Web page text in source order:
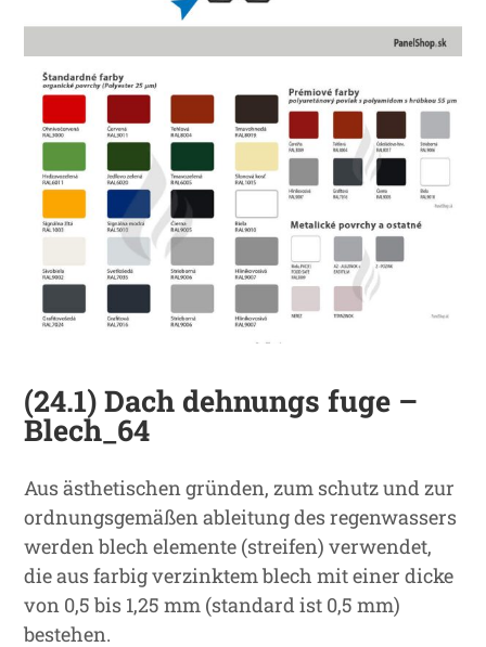
(24.1) Dach dehnungs fuge –
Blech_64
Aus ästhetischen gründen, zum schutz und zur
ordnungsgemäßen ableitung des regenwassers
werden blech elemente (streifen) verwendet,
die aus farbig verzinktem blech mit einer dicke
von 0,5 bis 1,25 mm (standard ist 0,5 mm)
bestehen.